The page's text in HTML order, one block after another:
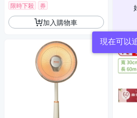
限時下殺
券
加入購物車
現在可以